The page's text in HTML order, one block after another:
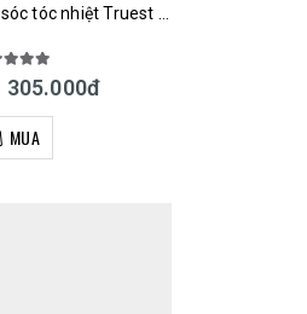
Mặt nạ ủ tóc chăm sóc tóc nhiệt Truest by S FREE Acid & Heat Care Hair Mask 180g Nhật
out of 5
305.000đ
MUA